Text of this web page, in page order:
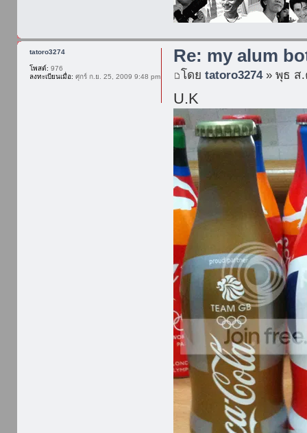
Re: my alum
โดยtatoro3274» พุธ ส.
U.K
tatoro3274
โพสต์: 976
ลงทะเบียนเมื่อ: ศุกร์ ก.ย. 25, 2009 9:48 pm